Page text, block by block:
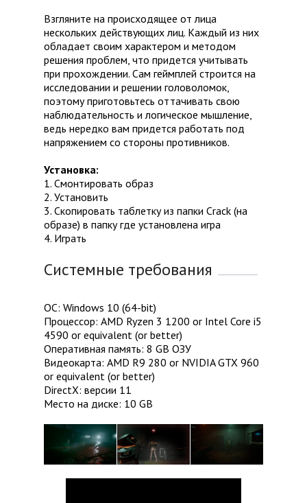
Взгляните на происходящее от лица
нескольких действующих лиц. Каждый из них
обладает своим характером и методом
решения проблем, что придется учитывать
при прохождении. Сам геймплей строится на
исследовании и решении головоломок,
поэтому приготовьтесь оттачивать свою
наблюдательность и логическое мышление,
ведь нередко вам придется работать под
напряжением со стороны противников.
Установка:
1. Смонтировать образ
2. Установить
3. Скопировать таблетку из папки Crack (на
образе) в папку где установлена игра
4. Играть
Системные требования
ОС: Windows 10 (64-bit)
Процессор: AMD Ryzen 3 1200 or Intel Core i5
4590 or equivalent (or better)
Оперативная память: 8 GB ОЗУ
Видеокарта: AMD R9 280 or NVIDIA GTX 960
or equivalent (or better)
DirectX: версии 11
Место на диске: 10 GB